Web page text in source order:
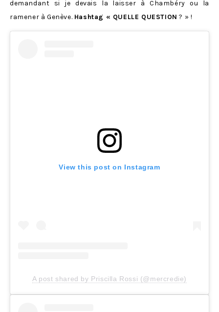
demandant si je devais la laisser à Chambéry ou la
ramener à Genève. Hashtag « QUELLE QUESTION ? » !
View this post on Instagram
A post shared by Priscilla Rossi (@mercredie)